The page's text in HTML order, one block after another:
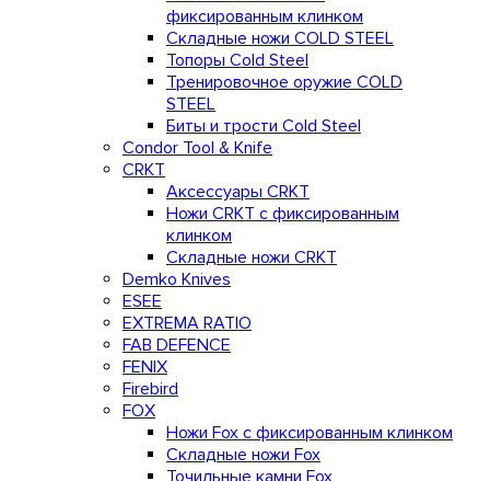
фиксированным клинком
Складные ножи COLD STEEL
Топоры Cold Steel
Тренировочное оружие COLD
STEEL
Биты и трости Cold Steel
Condor Tool & Knife
CRKT
Аксессуары CRKT
Ножи CRKT с фиксированным
клинком
Складные ножи CRKT
Demko Knives
ESEE
EXTREMA RATIO
FAB DEFENCE
FENIX
Firebird
FOX
Ножи Fox с фиксированным клинком
Складные ножи Fox
Точильные камни Fox